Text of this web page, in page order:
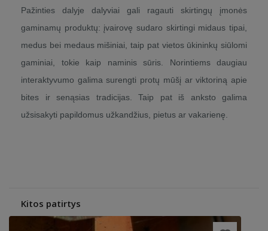
Pažinties dalyje dalyviai gali ragauti skirtingų įmonės
gaminamų produktų: įvairovę sudaro skirtingi midaus tipai,
medus bei medaus mišiniai, taip pat vietos ūkininkų siūlomi
gaminiai, tokie kaip naminis sūris. Norintiems daugiau
interaktyvumo galima surengti protų mūšį ar viktoriną apie
bites ir senąsias tradicijas. Taip pat iš anksto galima
užsisakyti papildomus užkandžius, pietus ar vakarienę.
Kitos patirtys